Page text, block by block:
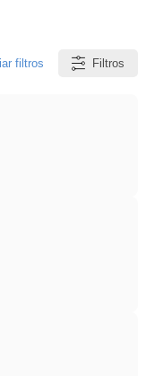
filtros Filtros